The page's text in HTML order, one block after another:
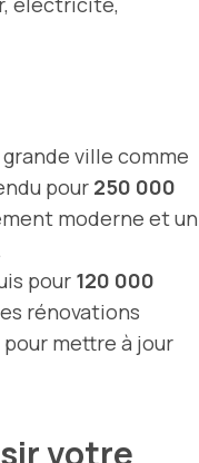
ville comme
pour 250 000
moderne et un
pour 120 000
rénovations
pour mettre à jour
votre